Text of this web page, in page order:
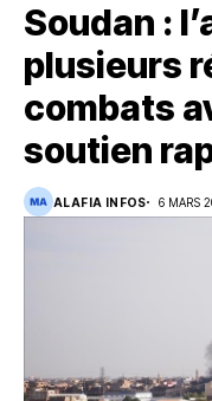
Soudan :
plusieurs
combats
soutien
ALAFIA INFOS 6 MARS